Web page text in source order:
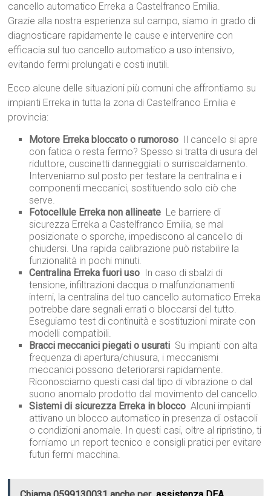
cancello automatico Erreka a Castelfranco Emilia.
Grazie alla nostra esperienza sul campo, siamo in grado di
diagnosticare rapidamente le cause e intervenire con
efficacia sul tuo cancello automatico a uso intensivo,
evitando fermi prolungati e costi inutili.
Ecco alcune delle situazioni più comuni che affrontiamo su
impianti Erreka in tutta la zona di Castelfranco Emilia e
provincia:
Motore Erreka bloccato o rumoroso  Il cancello si apre
con fatica o resta fermo? Spesso si tratta di usura del
riduttore, cuscinetti danneggiati o surriscaldamento.
Interveniamo sul posto per testare la centralina e i
componenti meccanici, sostituendo solo ciò che
serve.
Fotocellule Erreka non allineate  Le barriere di
sicurezza Erreka a Castelfranco Emilia, se mal
posizionate o sporche, impediscono al cancello di
chiudersi. Una rapida calibrazione può ristabilire la
funzionalità in pochi minuti.
Centralina Erreka fuori uso  In caso di sbalzi di
tensione, infiltrazioni dacqua o malfunzionamenti
interni, la centralina del tuo cancello automatico Erreka
potrebbe dare segnali errati o bloccarsi del tutto.
Eseguiamo test di continuità e sostituzioni mirate con
modelli compatibili.
Bracci meccanici piegati o usurati  Su impianti con alta
frequenza di apertura/chiusura, i meccanismi
meccanici possono deteriorarsi rapidamente.
Riconosciamo questi casi dal tipo di vibrazione o dal
suono anomalo prodotto dal movimento del cancello.
Sistemi di sicurezza Erreka in blocco  Alcuni impianti
attivano un blocco automatico in presenza di ostacoli
o condizioni anomale. In questi casi, oltre al ripristino, ti
forniamo un report tecnico e consigli pratici per evitare
futuri fermi macchina.